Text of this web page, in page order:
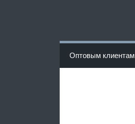
Оптовым клиентам